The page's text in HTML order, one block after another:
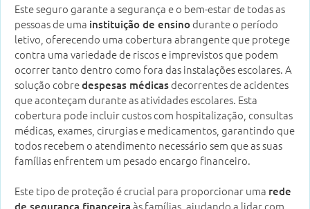
Este seguro garante a segurança e o bem-estar de todas as
pessoas de uma instituição de ensinodurante o período
letivo, oferecendo uma cobertura abrangente que protege
contra uma variedade de riscos e imprevistos que podem
ocorrer tanto dentro como fora das instalações escolares. A
solução cobredespesas médicasdecorrentes de acidentes
que aconteçam durante as atividades escolares. Esta
cobertura pode incluir custos com hospitalização, consultas
médicas, exames, cirurgias e medicamentos, garantindo que
todos recebem o atendimento necessário sem que as suas
famílias enfrentem um pesado encargo financeiro.
Este tipo de proteção é crucial para proporcionar uma rede
de segurança financeira às famílias, ajudando a lidar com